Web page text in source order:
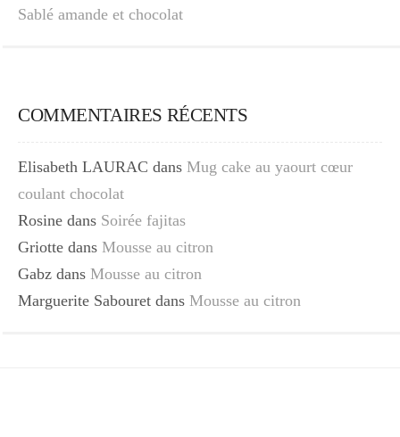
Sablé amande et chocolat
COMMENTAIRES RÉCENTS
Elisabeth LAURAC dans Mug cake au yaourt cœur
coulant chocolat
Rosine dans Soirée fajitas
Griotte dans Mousse au citron
Gabz dans Mousse au citron
Marguerite Sabouret dans Mousse au citron